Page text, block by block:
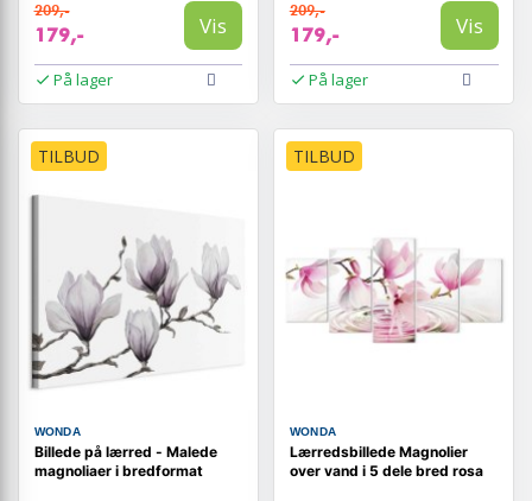
209,-
179,- Vis
På lager
209,-
179,- Vis
På lager
TILBUD
WONDA
Billede på lærred - Malede
magnoliaer i bredformat
TILBUD
WONDA
Lærredsbillede Magnolier
over vand i 5 dele bred rosa